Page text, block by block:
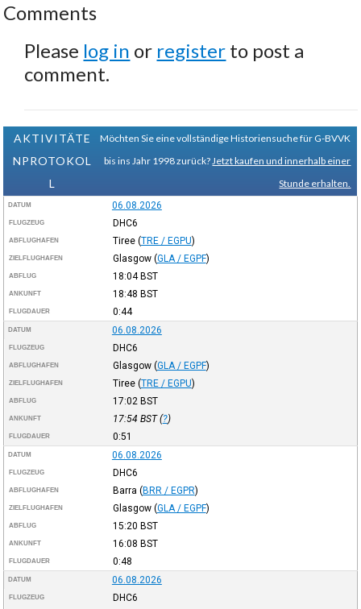
Comments
Please log in or register to post a
comment.
AKTIVITÄTE
NPROTOKOL
L
Möchten Sie eine vollständige Historiensuche für G-BVVK
bis ins Jahr 1998 zurück?Jetzt kaufen und innerhalb einer
Stunde erhalten.
DATUM 06.08.2026
FLUGZEUG DHC6
ABFLUGHAFEN Tiree (TRE / EGPU)
ZIELFLUGHAFEN Glasgow (GLA / EGPF)
ABFLUG 18:04 BST
ANKUNFT 18:48 BST
FLUGDAUER 0:44
DATUM 06.08.2026
FLUGZEUG DHC6
ABFLUGHAFEN Glasgow (GLA / EGPF)
ZIELFLUGHAFEN Tiree (TRE / EGPU)
ABFLUG 17:02 BST
ANKUNFT 17:54 BST(?)
FLUGDAUER 0:51
DATUM 06.08.2026
FLUGZEUG DHC6
ABFLUGHAFEN Barra (BRR / EGPR)
ZIELFLUGHAFEN Glasgow (GLA / EGPF)
ABFLUG 15:20 BST
ANKUNFT 16:08 BST
FLUGDAUER 0:48
DATUM 06.08.2026
FLUGZEUG DHC6